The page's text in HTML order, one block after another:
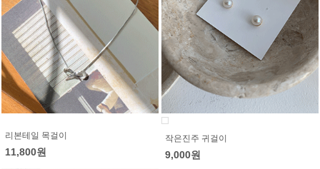
리본테일 목걸이
11,800원
작은진주 귀걸이
9,000원